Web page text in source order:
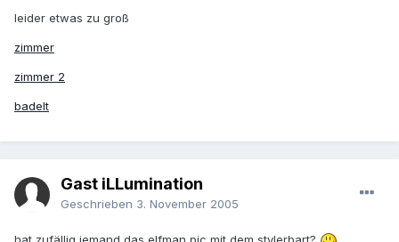
leider etwas zu groß
zimmer
zimmer 2
badelt
Gast iLLumination
Geschrieben 3. November 2005